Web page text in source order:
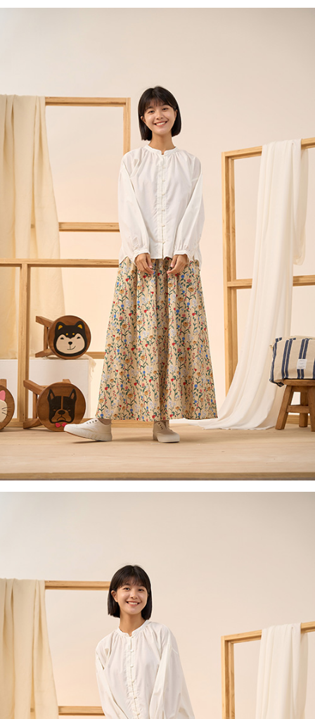
「AFTEE先享後付」，若未經同意申辦者引起之損失，本公司不負相關責
恩沛科技股份有限公司將有權停止該用戶之使用額度並採取法律行動。